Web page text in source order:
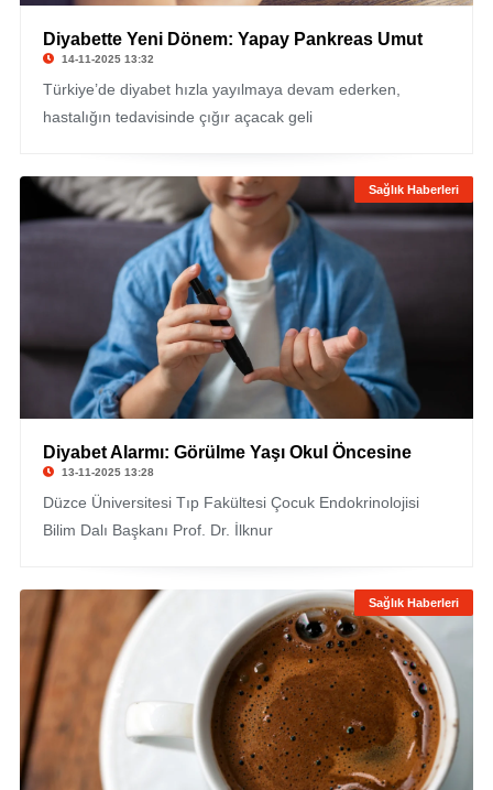
Diyabette Yeni Dönem: Yapay Pankreas Umut
14-11-2025 13:32
Türkiye’de diyabet hızla yayılmaya devam ederken,
hastalığın tedavisinde çığır açacak geli
Sağlık Haberleri
Diyabet Alarmı: Görülme Yaşı Okul Öncesine
13-11-2025 13:28
Düzce Üniversitesi Tıp Fakültesi Çocuk Endokrinolojisi
Bilim Dalı Başkanı Prof. Dr. İlknur
Sağlık Haberleri